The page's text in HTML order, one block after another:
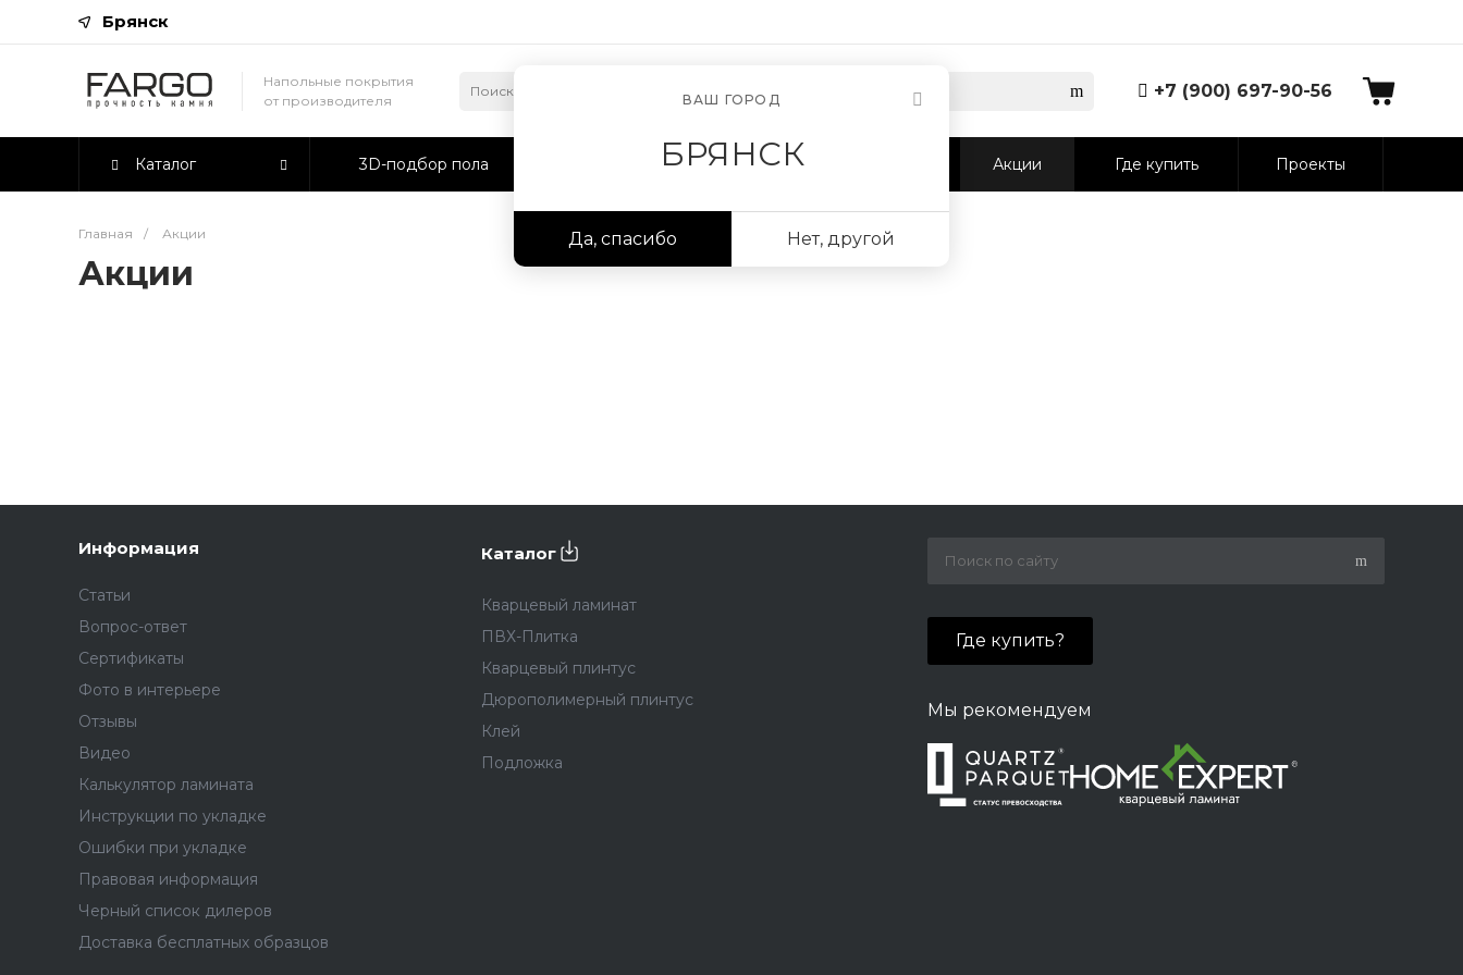
Брянск
ВАШ ГОРОД
БРЯНСК
Да, спасибо Нет, другой
Напольные покрытия
от производителя
+7 (900) 697-90-56
Каталог 3D-подбор пола Сотрудничество Акции Где купить Проекты
Главная / Акции
Акции
Информация
Статьи
Вопрос-ответ
Сертификаты
Фото в интерьере
Отзывы
Видео
Калькулятор ламината
Инструкции по укладке
Ошибки при укладке
Правовая информация
Черный список дилеров
Доставка бесплатных образцов
Каталог
Кварцевый ламинат
ПВХ-Плитка
Кварцевый плинтус
Дюрополимерный плинтус
Клей
Подложка
Где купить?
Мы рекомендуем